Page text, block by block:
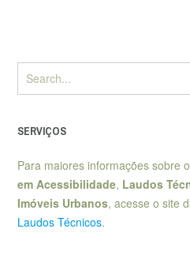
SERVIÇOS
Para maiores informações sobre
em Acessibilidade, Laudos
Imóveis Urbanos, acesse o site
Laudos Técnicos.